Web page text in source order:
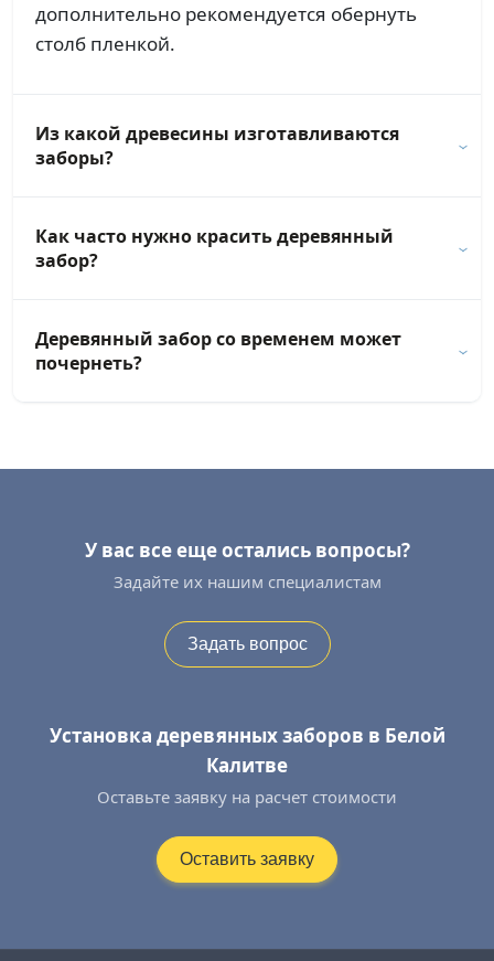
дополнительно рекомендуется обернуть
столб пленкой.
Из какой древесины изготавливаются
заборы?
Как часто нужно красить деревянный
забор?
Деревянный забор со временем может
почернеть?
У вас все еще остались вопросы?
Задайте их нашим специалистам
Задать вопрос
Установка деревянных заборов в Белой
Калитве
Оставьте заявку на расчет стоимости
Оставить заявку